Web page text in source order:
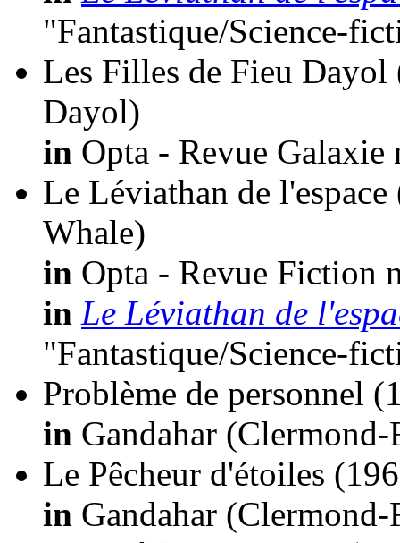
"Fantastique/Science-
Les Filles de Fieu Dayol
Dayol)
in Opta - Revue Galaxie
Le Léviathan de l'espace
Whale)
in Opta - Revue Fiction
in Le Léviathan de
"Fantastique/Science-
Problème de personnel
in Gandahar
Le Pêcheur d'étoiles
in Gandahar